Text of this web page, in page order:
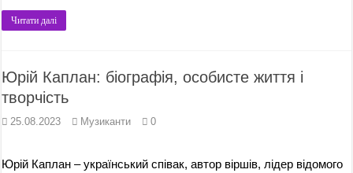
Читати далі
Юрій Каплан: біографія, особисте життя і
творчість
25.08.2023 Музиканти 0
Юрій Каплан – український співак, автор віршів, лідер відомого